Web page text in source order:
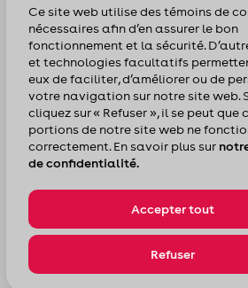
Pour nous suivre :
© Chambre de commerce du Montréal
Plan du site
Ce site web utilise des témoins de
nécessaires afin d’en assurer le bon
fonctionnement et la sécurité.
et technologies facultatifs
eux de faciliter, d’améliorer ou de
votre navigation sur notre site web.
cliquez sur « Refuser », il se peut que
portions de notre site web ne
correctement. En savoir plus sur
de confidentialité.
Accepter tout
Refuser